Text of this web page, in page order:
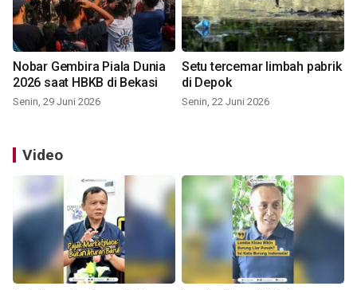
Nobar Gembira Piala Dunia
2026 saat HBKB di Bekasi
Senin, 29 Juni 2026
Setu tercemar limbah pabrik
di Depok
Senin, 22 Juni 2026
Video